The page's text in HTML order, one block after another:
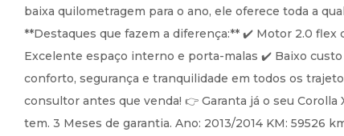
baixa quilometragem para o ano, ele oferece toda a
**Destaques que fazem a diferença:** ✔️ Motor 2.0
Excelente espaço interno e porta-malas ✔️ Baixo
conforto, segurança e tranquilidade em todos os
consultor antes que venda! 👉 Garanta já o seu
tem. 3 Meses de garantia. Ano: 2013/2014 KM: 59526